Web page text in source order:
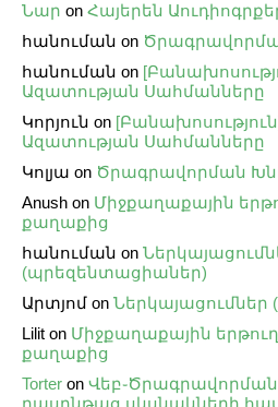
Նար on Հայերեն
հանուման on
հանուման on
Ազատության Սահմանները
Կորյուն on
Ազատության Սահմանները
Կոլյա on Ծրագրավորման
Anush on Միջքաղաքային
քաղաքից
հանուման on
(պրեզենտացիաներ)
Արտյոմ on
Lilit on Միջքաղաքային
քաղաքից
Torter on
դասընթաց սկսնակների